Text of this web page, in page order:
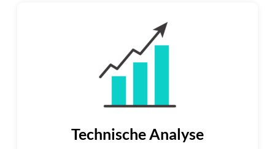
Technische Analyse